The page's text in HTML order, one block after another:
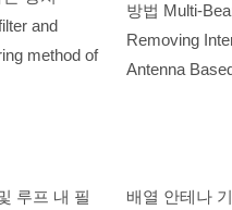
루프 내 필 배열 안테나